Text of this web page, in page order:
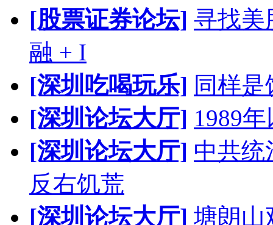
[股票证券论坛] 寻找美
融 + I
[深圳吃喝玩乐] 同样
[深圳论坛大厅] 1989
[深圳论坛大厅] 中共统
反右饥荒
[深圳论坛大厅] 塘朗山